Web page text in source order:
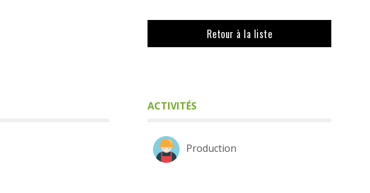
Retour à la liste
ACTIVITÉS
Production